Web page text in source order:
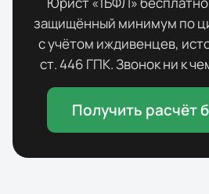
защищённый минимум по
с учётом иждивенцев,
ст. 446 ГПК. Звонок ни к
Получить расчёт